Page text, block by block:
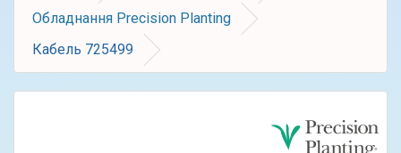
Обладнання Precision Planting
Кабель 725499